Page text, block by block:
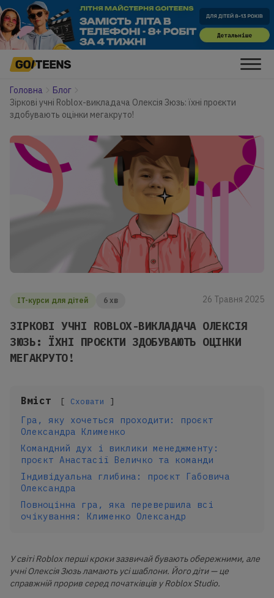
Головна
Блог
Зіркові учні Roblox-викладача Олексія Зюзь: їхні проєкти
здобувають оцінки мегакруто!
IT-курси для дітей 6 хв 26 Травня 2025
ЗІРКОВІ УЧНІ ROBLOX-ВИКЛАДАЧА ОЛЕКСІЯ
ЗЮЗЬ: ЇХНІ ПРОЄКТИ ЗДОБУВАЮТЬ ОЦІНКИ
МЕГАКРУТО!
Вміст Сховати
Гра, яку хочеться проходити: проєкт
Олександра Клименко
Командний дух і виклики менеджменту:
проєкт Анастасії Величко та команди
Індивідуальна глибина: проєкт Габовича
Олександра
Повноцінна гра, яка перевершила всі
очікування: Клименко Олександр
У світі Roblox перші кроки зазвичай бувають обережними, але
учні Олексія Зюзь ламають усі шаблони. Його діти — це
справжній прорив серед початківців у Roblox Studio.